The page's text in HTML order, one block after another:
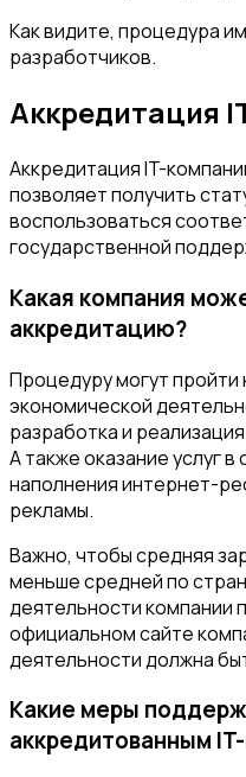
Как видите, процедура
разработчиков.
Аккредитация
Аккредитация IT-
позволяет получить
воспользоваться
государственной
Какая компания
аккредитацию?
Процедуру могут
экономической
разработка и
А также оказание услуг
наполнения интернет-
рекламы.
Важно, чтобы средняя
меньше средней по
деятельности компании
официальном сайте
деятельности должна
Какие меры
аккредитованным